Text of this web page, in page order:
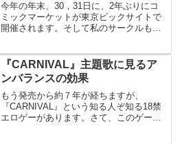
今年の年末、30，31日に、2年ぶりにコ
ミックマーケットが東京ビックサイトで
開催されます。そして私のサークルも参
す。新刊も出来ました。今回ももちろん
ゲーム音楽本です...
『CARNIVAL』主題歌に見るア
ンバランスの効果
もう発売から約７年が経ちますが、
『CARNIVAL』という知る人ぞ知る18禁
エロゲーがあります。さて、このゲーム